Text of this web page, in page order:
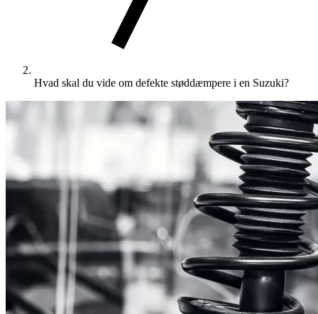
Hvad skal du vide om defekte støddæmpere i en Suzuki?